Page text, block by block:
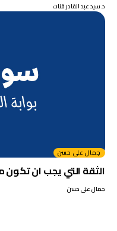
د.سيد عبد القادر قنات
جمال على حسن
الثقة التي يجب ان
جمال على حسن